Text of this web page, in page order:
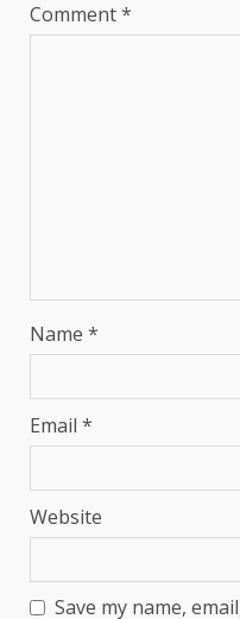
Comment*
Name *
Email *
Website
Save my name,